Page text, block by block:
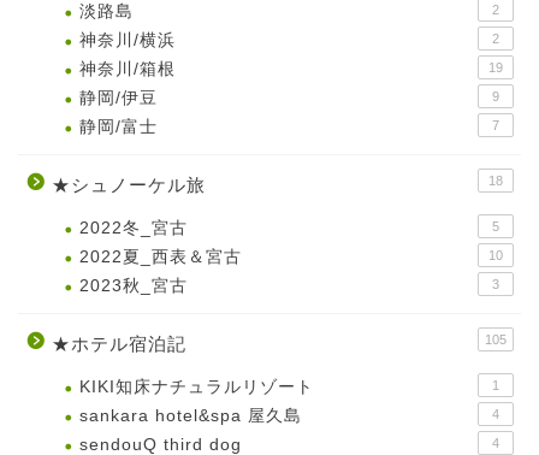
淡路島 2
神奈川/横浜 2
神奈川/箱根 19
静岡/伊豆 9
静岡/富士 7
★シュノーケル旅 18
2022冬_宮古 5
2022夏_西表＆宮古 10
2023秋_宮古 3
★ホテル宿泊記 105
KIKI知床ナチュラルリゾート 1
sankara hotel&spa 屋久島 4
sendouQ third dog 4